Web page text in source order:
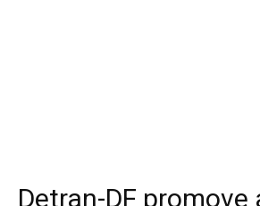
Detran-DF promove